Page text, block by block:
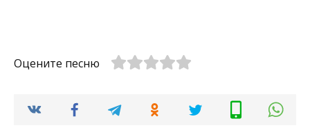
Оцените песню